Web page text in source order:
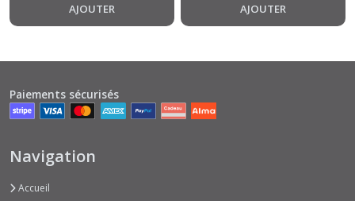
AJOUTER AJOUTER
Paiements sécurisés
Navigation
Accueil